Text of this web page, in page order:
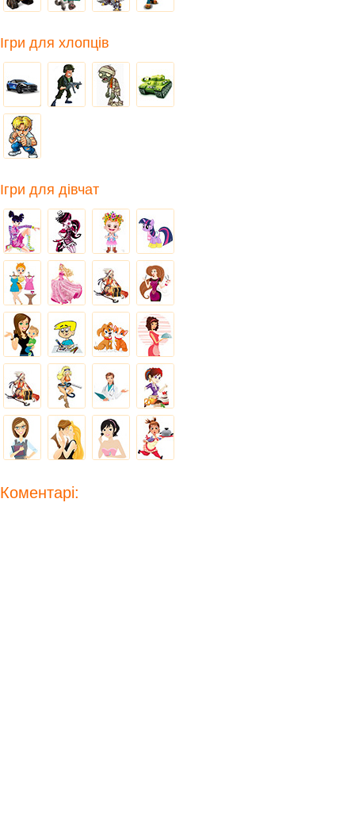
Ігри для хлопців
Ігри для дівчат
Коментарі: